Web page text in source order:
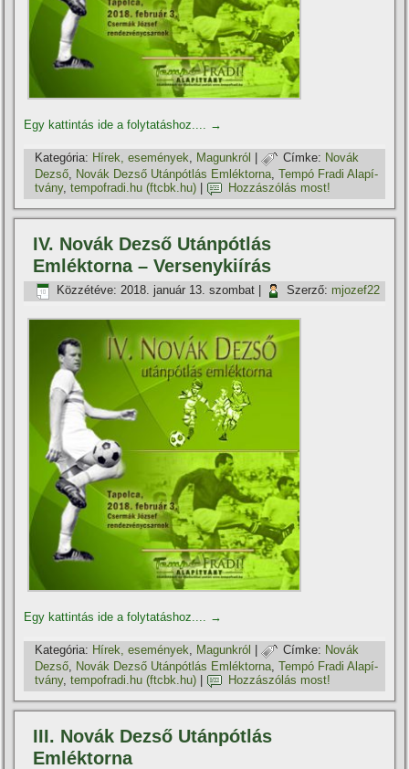
Egy kattintás ide a folytatáshoz.... →
Kategória: Hí­rek, események, Magunkról | Címke: Novák
Dezső
Novák Dezső Utánpótlás Emléktorna ,Tempó Fradi Alapí­
tvány,tempofradi.hu (ftcbk.hu) Hozzászólás most!
IV. Novák Dezső Utánpótlás
Emléktorna – Versenykií­rás
Közzétéve: 2018. január 13. szombat Szerző: mjozef22
Egy kattintás ide a folytatáshoz.... →
Kategória: Hí­rek, események, Magunkról | Címke: Novák
Dezső
Novák Dezső Utánpótlás Emléktorna ,Tempó Fradi Alapí­
tvány,tempofradi.hu (ftcbk.hu) Hozzászólás most!
III. Novák Dezső Utánpótlás
Emléktorna